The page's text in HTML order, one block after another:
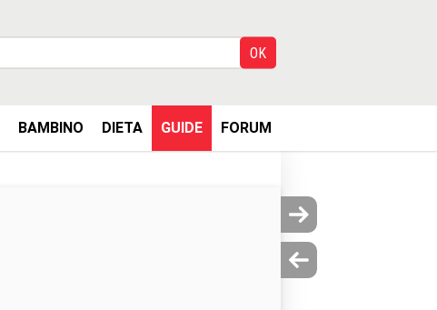
BAMBINO DIETA GUIDE FORUM